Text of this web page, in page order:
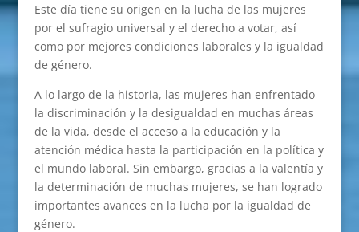
Este día tiene su origen en la lucha de las mujeres
por el sufragio universal y el derecho a votar, así
como por mejores condiciones laborales y la igualdad
de género.
A lo largo de la historia, las mujeres han enfrentado
la discriminación y la desigualdad en muchas áreas
de la vida, desde el acceso a la educación y la
atención médica hasta la participación en la política y
el mundo laboral. Sin embargo, gracias a la valentía y
la determinación de muchas mujeres, se han logrado
importantes avances en la lucha por la igualdad de
género.